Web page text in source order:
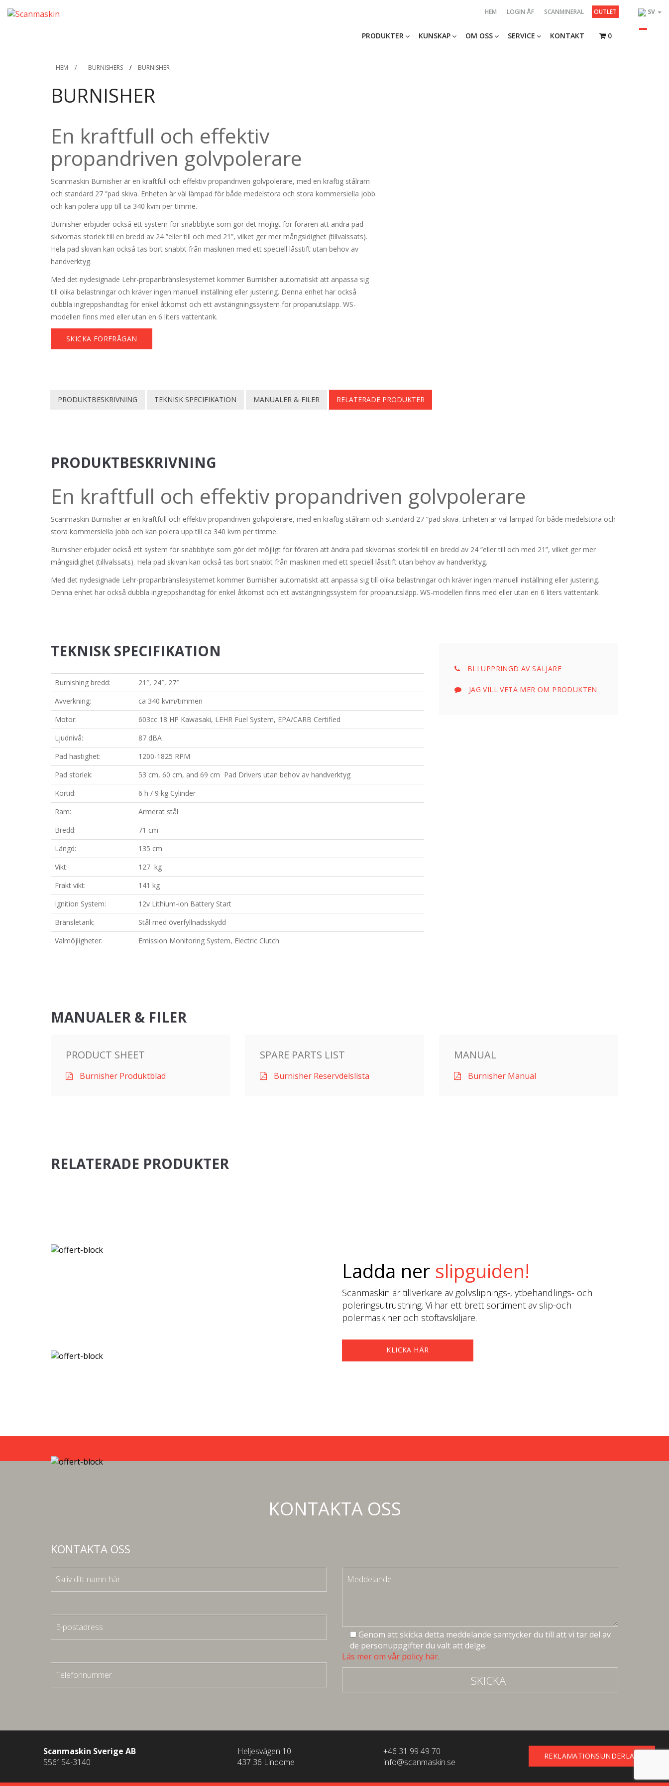
SV
HEM LOGIN ÅF SCANMINERAL OUTLET
PRODUKTER KUNSKAP OM OSS SERVICE KONTAKT 0
HEM / BURNISHERS / BURNISHER
BURNISHER
En kraftfull och effektiv
propandriven golvpolerare
Scanmaskin Burnisher är en kraftfull och effektiv propandriven golvpolerare, med en kraftig stålram
och standard 27 ”pad skiva. Enheten är väl lämpad för både medelstora och stora kommersiella jobb
och kan polera upp till ca 340 kvm per timme.
Burnisher erbjuder också ett system för snabbbyte som gör det möjligt för föraren att ändra pad
skivornas storlek till en bredd av 24 ”eller till och med 21”, vilket ger mer mångsidighet (tillvalssats).
Hela pad skivan kan också tas bort snabbt från maskinen med ett speciell låsstift utan behov av
handverktyg.
Med det nydesignade Lehr-propanbränslesystemet kommer Burnisher automatiskt att anpassa sig
till olika belastningar och kräver ingen manuell inställning eller justering. Denna enhet har också
dubbla ingreppshandtag för enkel åtkomst och ett avstängningssystem för propanutsläpp. WS-
modellen finns med eller utan en 6 liters vattentank.
SKICKA FÖRFRÅGAN
PRODUKTBESKRIVNING TEKNISK SPECIFIKATION MANUALER & FILER RELATERADE PRODUKTER
PRODUKTBESKRIVNING
En kraftfull och effektiv propandriven golvpolerare
Scanmaskin Burnisher är en kraftfull och effektiv propandriven golvpolerare, med en kraftig stålram och standard 27 ”pad skiva. Enheten är väl lämpad för både medelstora och
stora kommersiella jobb och kan polera upp till ca 340 kvm per timme.
Burnisher erbjuder också ett system för snabbbyte som gör det möjligt för föraren att ändra pad skivornas storlek till en bredd av 24 ”eller till och med 21”, vilket ger mer
mångsidighet (tillvalssats). Hela pad skivan kan också tas bort snabbt från maskinen med ett speciell låsstift utan behov av handverktyg.
Med det nydesignade Lehr-propanbränslesystemet kommer Burnisher automatiskt att anpassa sig till olika belastningar och kräver ingen manuell inställning eller justering.
Denna enhet har också dubbla ingreppshandtag för enkel åtkomst och ett avstängningssystem för propanutsläpp. WS-modellen finns med eller utan en 6 liters vattentank.
TEKNISK SPECIFIKATION
Burnishing bredd:
21″, 24″, 27″
Avverkning:
ca 340 kvm/timmen
Motor:
603cc 18 HP Kawasaki, LEHR Fuel System, EPA/CARB Certified
Ljudnivå:
87 dBA
Pad hastighet:
1200-1825 RPM
Pad storlek:
53 cm, 60 cm, and 69 cm Pad Drivers utan behov av handverktyg
Körtid:
6 h / 9 kg Cylinder
Ram:
Armerat stål
Bredd:
71 cm
Längd:
135 cm
Vikt:
127 kg
Frakt vikt:
141 kg
Ignition System:
12v Lithium-ion Battery Start
Bränsletank:
Stål med överfyllnadsskydd
Valmöjligheter:
Emission Monitoring System, Electric Clutch
BLI UPPRINGD AV SÄLJARE
JAG VILL VETA MER OM PRODUKTEN
MANUALER & FILER
PRODUCT SHEET
Burnisher Produktblad
SPARE PARTS LIST
Burnisher Reservdelslista
MANUAL
Burnisher Manual
RELATERADE PRODUKTER
Ladda ner slipguiden!
Scanmaskin är tillverkare av golvslipnings-, ytbehandlings- och
poleringsutrustning. Vi har ett brett sortiment av slip-och
polermaskiner och stoftavskiljare.
KLICKA HÄR
KONTAKTA OSS
KONTAKTA OSS
Genom att skicka detta meddelande samtycker du till att vi tar del av
de personuppgifter du valt att delge.
Läs mer om vår policy här.
SKICKA
Scanmaskin Sverige AB
556154-3140
Heljesvägen 10
437 36 Lindome
+46 31 99 49 70
info@scanmaskin.se
REKLAMATIONSUNDERLAG